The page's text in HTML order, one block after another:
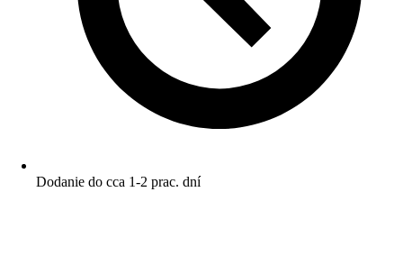
Dodanie do cca 1-2 prac. dní